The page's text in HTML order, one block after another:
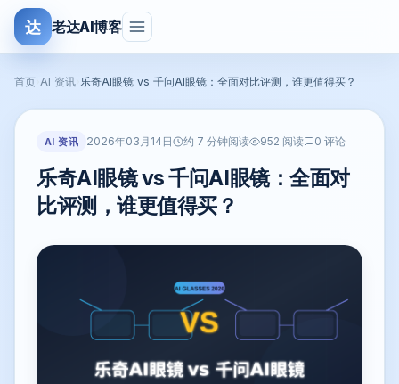
达 老达AI博客
首页 AI 资讯 乐奇AI眼镜 vs 千问AI眼镜：全面对比评测，谁更值得买？
AI 资讯 2026年03月14日 约 7 分钟阅读 952 阅读 0 评论
乐奇AI眼镜 vs 千问AI眼镜：全面对
比评测，谁更值得买？